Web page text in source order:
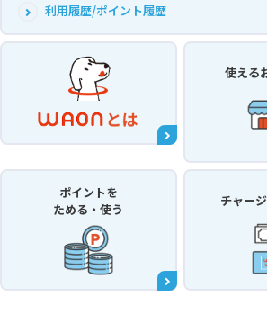
利用履歴/ポイント履歴
使える
ポイントを
ためる・使う
チャー